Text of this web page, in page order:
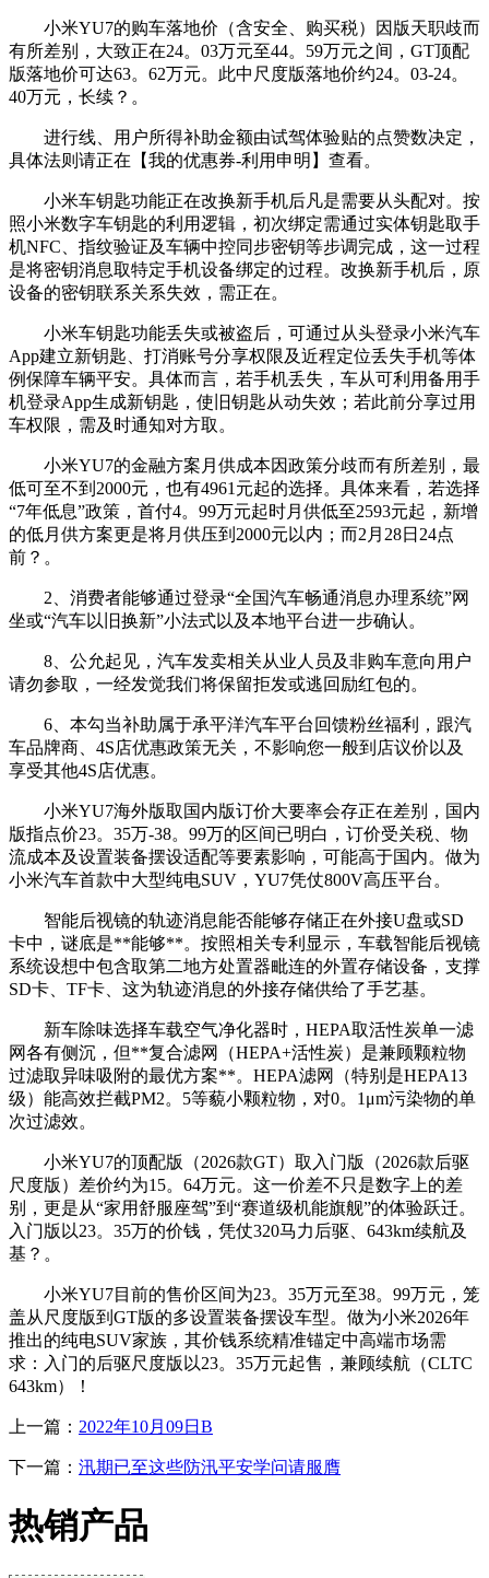
小米YU7的购车落地价（含安全、购买税）因版天职歧而
有所差别，大致正在24。03万元至44。59万元之间，GT顶配
版落地价可达63。62万元。此中尺度版落地价约24。03-24。
40万元，长续？。
进行线、用户所得补助金额由试驾体验贴的点赞数决定，
具体法则请正在【我的优惠券-利用申明】查看。
小米车钥匙功能正在改换新手机后凡是需要从头配对。按
照小米数字车钥匙的利用逻辑，初次绑定需通过实体钥匙取手
机NFC、指纹验证及车辆中控同步密钥等步调完成，这一过程
是将密钥消息取特定手机设备绑定的过程。改换新手机后，原
设备的密钥联系关系失效，需正在。
小米车钥匙功能丢失或被盗后，可通过从头登录小米汽车
App建立新钥匙、打消账号分享权限及近程定位丢失手机等体
例保障车辆平安。具体而言，若手机丢失，车从可利用备用手
机登录App生成新钥匙，使旧钥匙从动失效；若此前分享过用
车权限，需及时通知对方取。
小米YU7的金融方案月供成本因政策分歧而有所差别，最
低可至不到2000元，也有4961元起的选择。具体来看，若选择
“7年低息”政策，首付4。99万元起时月供低至2593元起，新增
的低月供方案更是将月供压到2000元以内；而2月28日24点
前？。
2、消费者能够通过登录“全国汽车畅通消息办理系统”网
坐或“汽车以旧换新”小法式以及本地平台进一步确认。
8、公允起见，汽车发卖相关从业人员及非购车意向用户
请勿参取，一经发觉我们将保留拒发或逃回励红包的。
6、本勾当补助属于承平洋汽车平台回馈粉丝福利，跟汽
车品牌商、4S店优惠政策无关，不影响您一般到店议价以及
享受其他4S店优惠。
小米YU7海外版取国内版订价大要率会存正在差别，国内
版指点价23。35万-38。99万的区间已明白，订价受关税、物
流成本及设置装备摆设适配等要素影响，可能高于国内。做为
小米汽车首款中大型纯电SUV，YU7凭仗800V高压平台。
智能后视镜的轨迹消息能否能够存储正在外接U盘或SD
卡中，谜底是**能够**。按照相关专利显示，车载智能后视镜
系统设想中包含取第二地方处置器毗连的外置存储设备，支撑
SD卡、TF卡、这为轨迹消息的外接存储供给了手艺基。
新车除味选择车载空气净化器时，HEPA取活性炭单一滤
网各有侧沉，但**复合滤网（HEPA+活性炭）是兼顾颗粒物
过滤取异味吸附的最优方案**。HEPA滤网（特别是HEPA13
级）能高效拦截PM2。5等藐小颗粒物，对0。1μm污染物的单
次过滤效。
小米YU7的顶配版（2026款GT）取入门版（2026款后驱
尺度版）差价约为15。64万元。这一价差不只是数字上的差
别，更是从“家用舒服座驾”到“赛道级机能旗舰”的体验跃迁。
入门版以23。35万的价钱，凭仗320马力后驱、643km续航及
基？。
小米YU7目前的售价区间为23。35万元至38。99万元，笼
盖从尺度版到GT版的多设置装备摆设车型。做为小米2026年
推出的纯电SUV家族，其价钱系统精准锚定中高端市场需
求：入门的后驱尺度版以23。35万元起售，兼顾续航（CLTC
643km）！
上一篇： 2022年10月09日B
下一篇： 汛期已至这些防汛平安学问请服膺
热销产品